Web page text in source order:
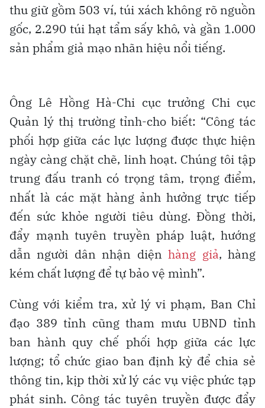
thu giữ gồm 503 ví, túi xách không rõ nguồn
gốc, 2.290 túi hạt tẩm sấy khô, và gần 1.000
sản phẩm giả mạo nhãn hiệu nổi tiếng.
Ông Lê Hồng Hà-Chi cục trưởng Chi cục
Quản lý thị trường tỉnh-cho biết: “Công tác
phối hợp giữa các lực lượng được thực hiện
ngày càng chặt chẽ, linh hoạt. Chúng tôi tập
trung đấu tranh có trọng tâm, trọng điểm,
nhất là các mặt hàng ảnh hưởng trực tiếp
đến sức khỏe người tiêu dùng. Đồng thời,
đẩy mạnh tuyên truyền pháp luật, hướng
dẫn người dân nhận diệnhàng giả, hàng
kém chất lượng để tự bảo vệ mình”.
Cùng với kiểm tra, xử lý vi phạm, Ban Chỉ
đạo 389 tỉnh cũng tham mưu UBND tỉnh
ban hành quy chế phối hợp giữa các lực
lượng; tổ chức giao ban định kỳ để chia sẻ
thông tin, kịp thời xử lý các vụ việc phức tạp
phát sinh. Công tác tuyên truyền được đẩy